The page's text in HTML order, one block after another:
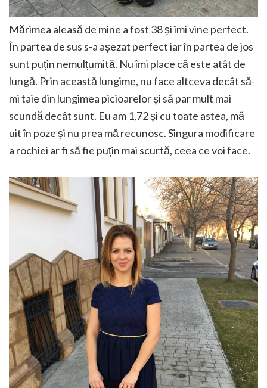
Mărimea aleasă de mine a fost 38 și îmi vine perfect.
În partea de sus s-a așezat perfect iar în partea de jos
sunt puțin nemulțumită. Nu îmi place că este atât de
lungă. Prin această lungime, nu face altceva decât să-
mi taie din lungimea picioarelor și să par mult mai
scundă decât sunt. Eu am 1,72 și cu toate astea, mă
uit în poze și nu prea mă recunosc. Singura modificare
a rochiei ar fi să fie puțin mai scurtă, ceea ce voi face.